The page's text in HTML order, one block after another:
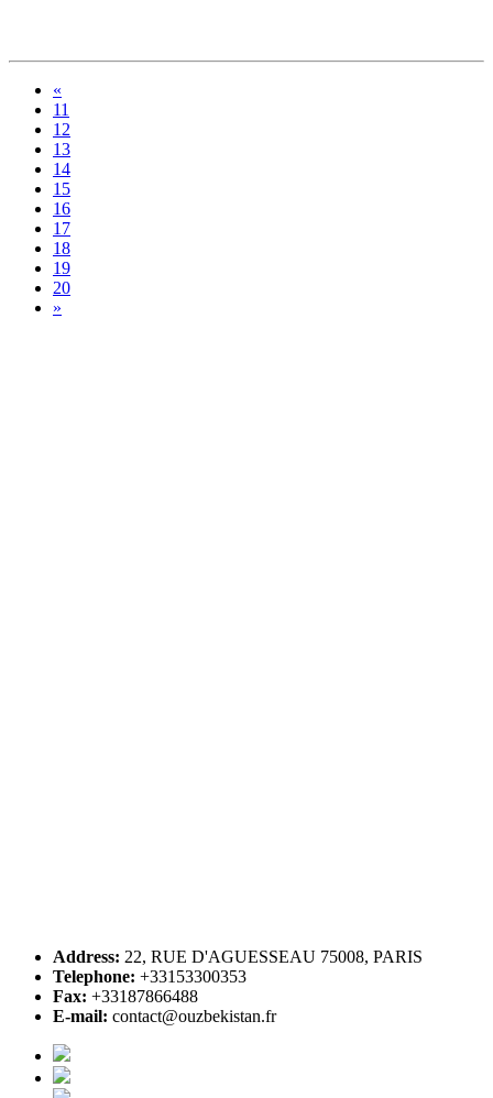
«
11
12
13
14
15
16
17
18
19
20
»
Address: 22, RUE D'AGUESSEAU 75008, PARIS
Telephone: +33153300353
Fax: +33187866488
E-mail: contact@ouzbekistan.fr